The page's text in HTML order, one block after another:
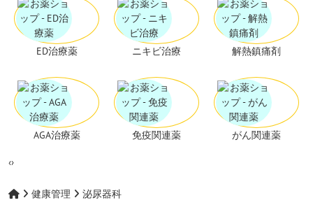
ED治療薬
AGA治療薬
ニキビ治療
免疫関連薬
解熱鎮痛剤
がん関連薬
‹›
健康管理 泌尿器科